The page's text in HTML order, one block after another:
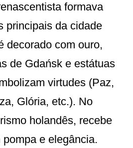
formava
principais da cidade
decorado com ouro,
de Gdańsk e estátuas
virtudes (Paz,
Glória, etc.). No
holandês, recebe
e elegância.